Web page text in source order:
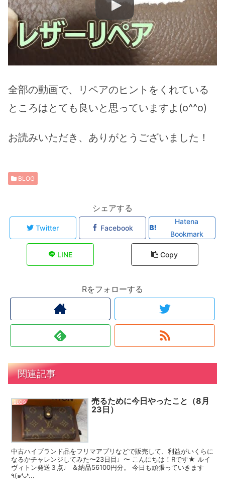
全部の動画で、リペアのヒントをくれている
ところはとても良いと思っていますよ(o^^o)
お読みいただき、ありがとうございました！
BLOG
シェアする
Twitter Facebook
Hatena
Bookmark
LINE Copy
Rをフォローする
関連記事
BLOG
売るために今日やったこと（8月
23日）
中古ハイブランド品をフリマアプリなどで販売して、利益がいくらに
なるかチャレンジしてみた〜23日目♩〜 こんにちは！Rです★ ルイ
ヴィトン発送３点♩ ＆納品56100円分。 今日も頑張っていきます
٩(๑❛ᴗ❛...